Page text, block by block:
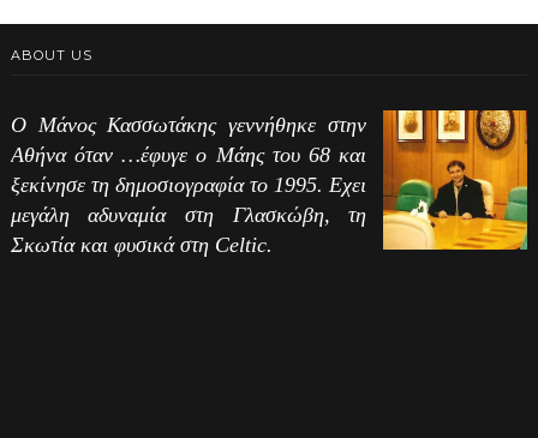
ABOUT US
Ο Μάνος Κασσωτάκης γεννήθηκε στην
Αθήνα όταν …έφυγε ο Μάης του 68 και
ξεκίνησε τη δημοσιογραφία το 1995. Εχει
μεγάλη αδυναμία στη Γλασκώβη, τη
Σκωτία και φυσικά στη Celtic.